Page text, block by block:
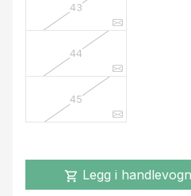
43
44
45
shopping_cart Legg i